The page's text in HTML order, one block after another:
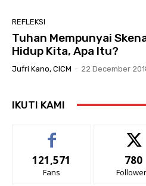
REFLEKSI
Tuhan Mempunyai
Hidup Kita, Apa Itu?
Jufri Kano, CICM - 22 December
IKUTI KAMI
121,571
Fans
780